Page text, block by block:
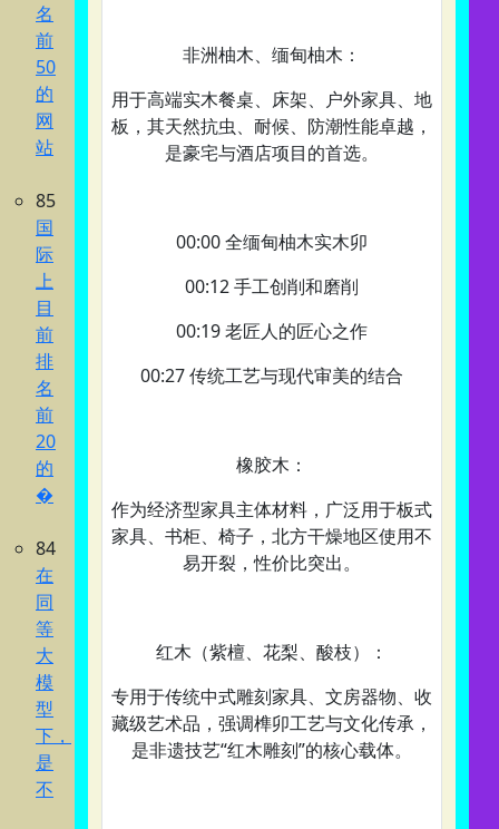
名
前
50
的
网
站
85
国
际
上
目
前
排
名
前
20
的
�
84
在
同
等
大
模
型
下，
是
不
非洲柚木、缅甸柚木‌：
用于‌高端实木餐桌、床架、户外家具、地
板‌，其天然抗虫、耐候、防潮性能卓越，
是豪宅与酒店项目的首选。
00:00 全缅甸柚木实木卯
00:12 手工创削和磨削
00:19 老匠人的匠心之作
00:27 传统工艺与现代审美的结合
橡胶木‌：
作为‌经济型家具主体材料‌，广泛用于板式
家具、书柜、椅子，北方干燥地区使用不
易开裂，性价比突出。
红木（紫檀、花梨、酸枝）‌：
专用于‌传统中式雕刻家具、文房器物、收
藏级艺术品‌，强调榫卯工艺与文化传承，
是非遗技艺“红木雕刻”的核心载体。